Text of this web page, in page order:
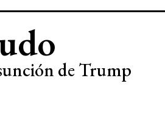
de Trump